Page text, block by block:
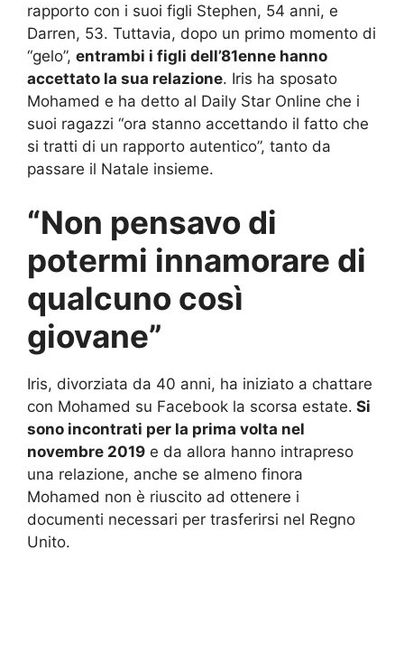
rapporto con i suoi figli Stephen, 54 anni, e
Darren, 53. Tuttavia, dopo un primo momento di
“gelo”, entrambi i figli dell’81enne hanno
accettato la sua relazione. Iris ha sposato
Mohamed e ha detto al Daily Star Online che i
suoi ragazzi “ora stanno accettando il fatto che
si tratti di un rapporto autentico”, tanto da
passare il Natale insieme.
“Non pensavo di
potermi innamorare di
qualcuno così
giovane”
Iris, divorziata da 40 anni, ha iniziato a chattare
con Mohamed su Facebook la scorsa estate. Si
sono incontrati per la prima volta nel
novembre 2019 e da allora hanno intrapreso
una relazione, anche se almeno finora
Mohamed non è riuscito ad ottenere i
documenti necessari per trasferirsi nel Regno
Unito.